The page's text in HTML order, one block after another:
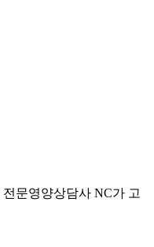
문영양상담사 NC가 고